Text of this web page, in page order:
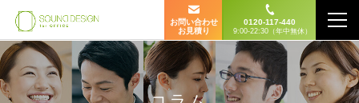
お問い合わせ
お見積り
0120-117-440
9:00-22:30（年中無休）